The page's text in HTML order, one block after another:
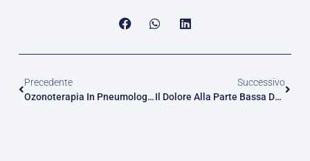
Precedente
Ozonoterapia In Pneumologia
Successivo
Il Dolore Alla Parte Bassa Della Schiena O Lombare